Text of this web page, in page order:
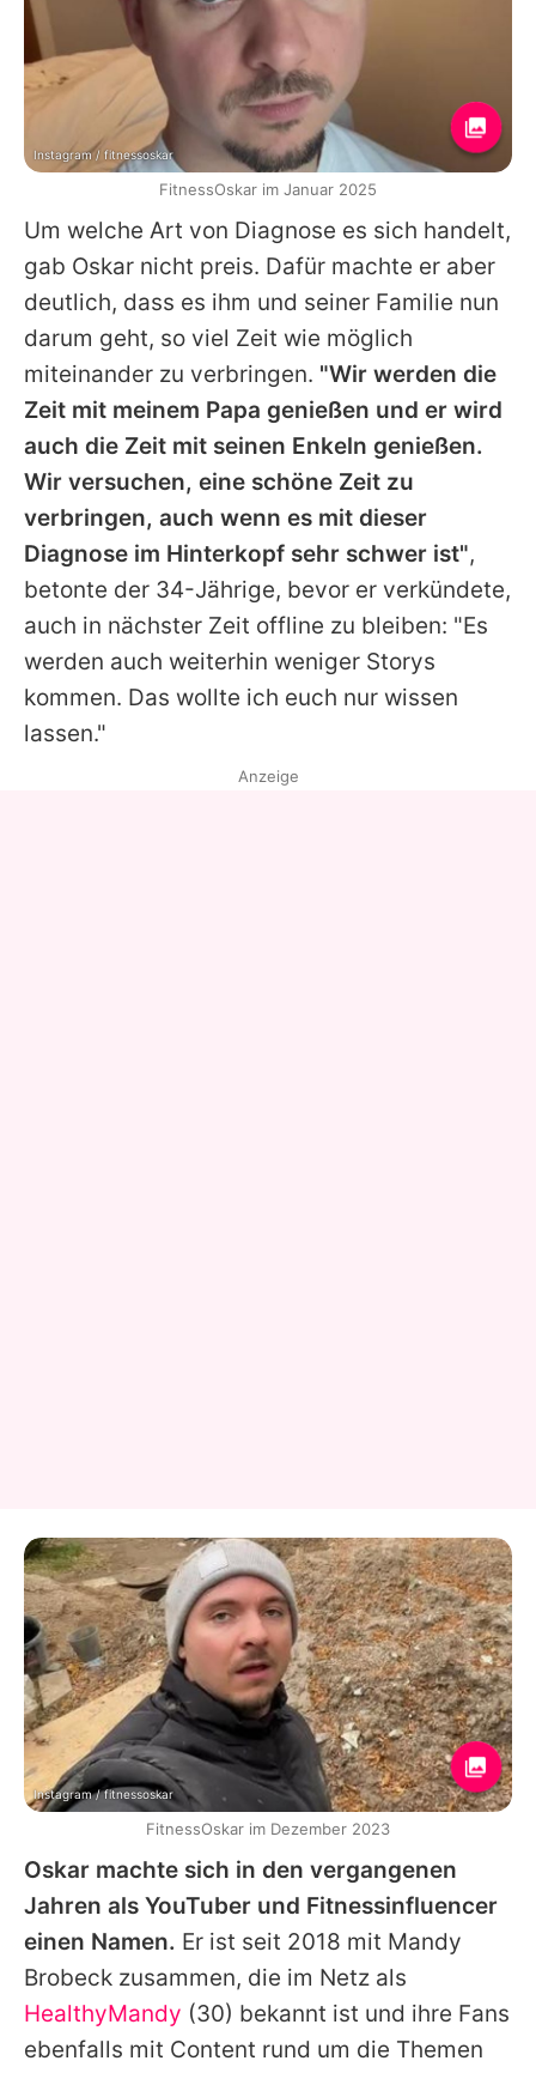
Um welche Art von Diagnose es sich handelt,
gab Oskar nicht preis. Dafür machte er aber
deutlich, dass es ihm und seiner Familie nun
darum geht, so viel Zeit wie möglich
miteinander zu verbringen. "Wir werden die
Zeit mit meinem Papa genießen und er wird
auch die Zeit mit seinen Enkeln genießen.
Wir versuchen, eine schöne Zeit zu
verbringen, auch wenn es mit dieser
Diagnose im Hinterkopf sehr schwer ist",
betonte der 34-Jährige, bevor er verkündete,
auch in nächster Zeit offline zu bleiben: "Es
werden auch weiterhin weniger Storys
kommen. Das wollte ich euch nur wissen
lassen."
Oskar machte sich in den vergangenen
Jahren als YouTuber und Fitnessinfluencer
einen Namen. Er ist seit 2018 mit Mandy
Brobeck zusammen, die im Netz als
HealthyMandy (30) bekannt ist und ihre Fans
ebenfalls mit Content rund um die Themen
Instagram / fitnessoskar
FitnessOskar im Januar 2025
Anzeige
Instagram / fitnessoskar
FitnessOskar im Dezember 2023